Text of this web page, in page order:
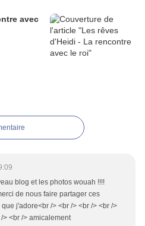
avec
blog et les photos wouah !!!!
de nous faire partager ces
j'adore<br /> <br /> <br /> <br />
<br /> amicalement